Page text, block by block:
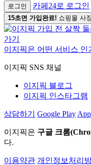
로그인 카페24로 로그인
15초면 가입완료! 쇼핑몰 사
이지픽은 어떤 서비스 인
이지픽 SNS 채널
이지픽 블로그
이지픽 인스타그램
상담하기 Google Play
이지픽은 구글 크롬
다.
이용약관 개인정보처리